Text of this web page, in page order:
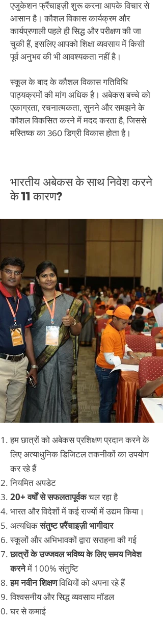
एजुकेशन फ्रैंचाइज़ी शुरू करना आपके विचार से
आसान है। कौशल विकास कार्यक्रम और
कार्यप्रणाली पहले ही सिद्ध और परीक्षण की जा
चुकी हैं, इसलिए आपको शिक्षा व्यवसाय में किसी
पूर्व अनुभव की भी आवश्यकता नहीं है।
स्कूल के बाद के कौशल विकास गतिविधि
पाठ्यक्रमों की मांग अधिक है। अबेकस बच्चे को
एकाग्रता, रचनात्मकता, सुनने और समझने के
कौशल विकसित करने में मदद करता है, जिससे
मस्तिष्क का 360 डिग्री विकास होता है।
भारतीय अबेकस के साथ निवेश करने
के 11 कारण?
हम छात्रों को अबेकस प्रशिक्षण प्रदान करने के
लिए अत्याधुनिक डिजिटल तकनीकों का उपयोग
कर रहे हैं
नियमित अपडेट
20+ वर्षों से सफलतापूर्वकचल रहा है
भारत और विदेशों में कई राज्यों में उद्यम किया।
अत्यधिकसंतुष्ट फ़्रैंचाइज़ी भागीदार
स्कूलों और अभिभावकों द्वारा सराहना की गई
छात्रों के उज्जवल भविष्य के लिए समय निवेश
करनेमें 100% संतुष्टि
हम नवीन शिक्षणविधियों को अपना रहे हैं
विश्वसनीय और सिद्ध व्यवसाय मॉडल
घर से कमाई